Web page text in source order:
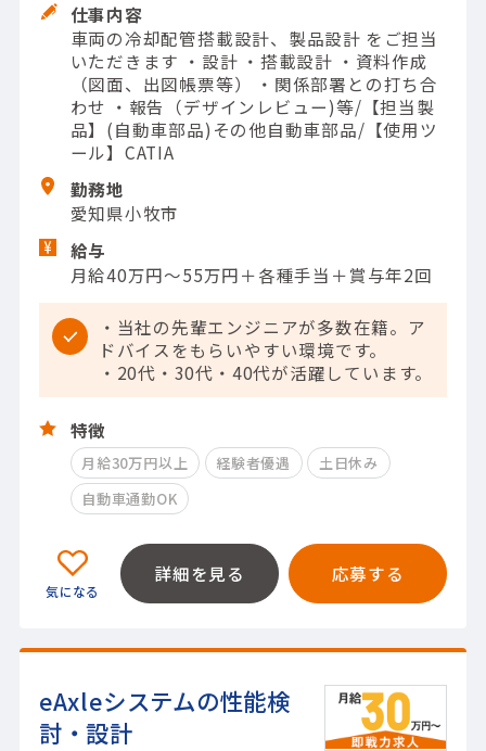
仕事内容
車両の冷却配管搭載設計、製品設計 をご担当
いただきます ・設計 ・搭載設計 ・資料作成
（図面、出図帳票等） ・関係部署との打ち合
わせ ・報告（デザインレビュー)等/【担当製
品】(自動車部品)その他自動車部品/【使用ツ
ール】CATIA
勤務地
愛知県小牧市
給与
月給40万円～55万円＋各種手当＋賞与年2回
・当社の先輩エンジニアが多数在籍。ア
ドバイスをもらいやすい環境です。
・20代・30代・40代が活躍しています。
特徴
月給30万円以上 経験者優遇
土日休み
自動車通勤OK
詳細を見る 応募する
eAxleシステムの性能検
討・設計